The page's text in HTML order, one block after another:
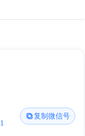
复制微信号